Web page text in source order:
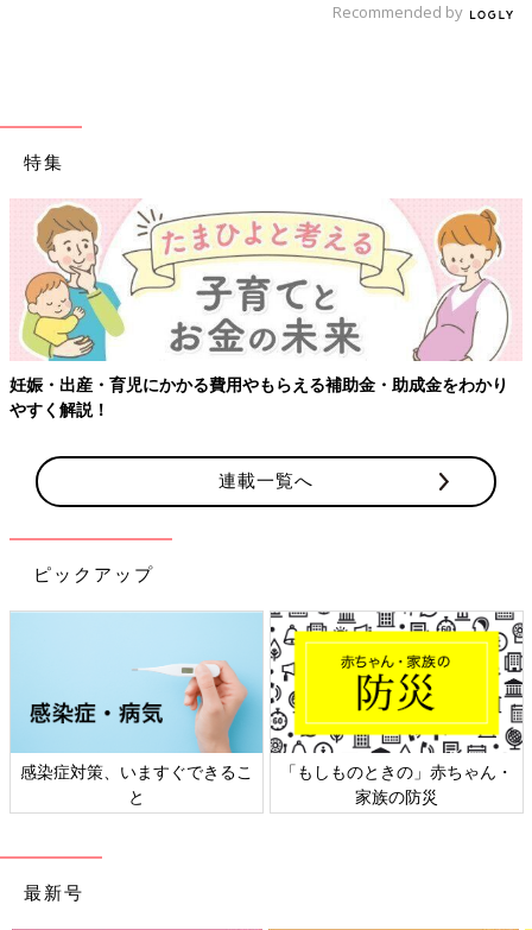
Recommended by
特集
金をわかり 【ワクチン接種できるものも】妊婦の感染症対策、知
連載一覧へ
ピックアップ
」赤ちゃん・
日本外来小児科学会リーフレッ
六星占術 細木か
最新号